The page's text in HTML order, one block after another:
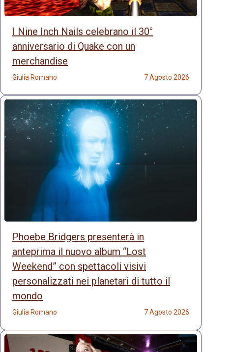
I Nine Inch Nails celebrano il 30°
anniversario di Quake con un
merchandise
Giulia Romano 7 Agosto 2026
Phoebe Bridgers presenterà in
anteprima il nuovo album “Lost
Weekend” con spettacoli visivi
personalizzati nei planetari di tutto il
mondo
Giulia Romano 7 Agosto 2026